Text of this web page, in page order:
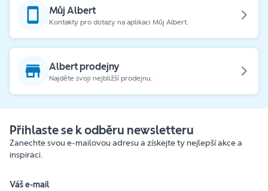
Můj Albert
Kontakty pro dotazy na aplikaci Můj Albert.
Albert prodejny
Najděte svoji nejbližší prodejnu.
Přihlaste se k odběru newsletteru
Zanechte svou e-mailovou adresu a získejte ty nejlepší akce a
inspiraci.
Váš e-mail